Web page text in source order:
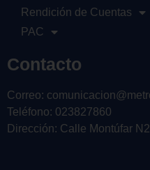
Rendición de Cuentas
PAC
Contacto
Correo:
Teléfono: 023827860
Dirección: Calle Montúfar